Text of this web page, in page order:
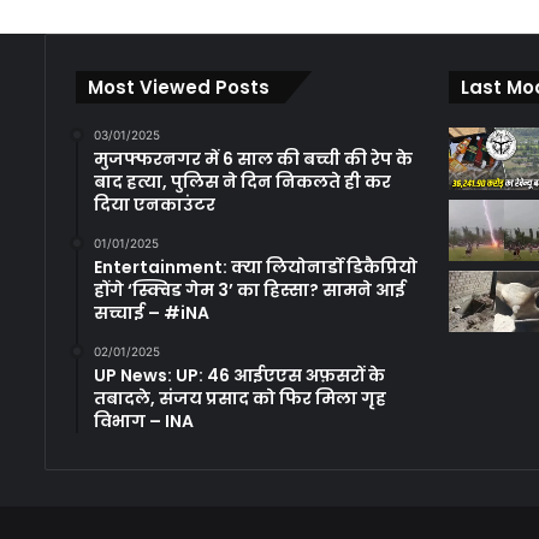
Most Viewed Posts
03/01/2025
मुजफ्फरनगर में 6 साल की बच्ची की रेप के
बाद हत्या, पुलिस ने दिन निकलते ही कर
दिया एनकाउंटर
01/01/2025
Entertainment: क्या लियोनार्डो डिकैप्रियो
होंगे ‘स्क्विड गेम 3’ का हिस्सा? सामने आई
सच्चाई – #iNA
02/01/2025
UP News: UP: 46 आईएएस अफ़सरों के
तबादले, संजय प्रसाद को फिर मिला गृह
विभाग – INA
Last